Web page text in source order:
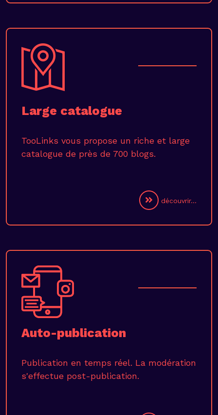
Large catalogue
TooLinks vous propose un riche et large
catalogue de près de 700 blogs.
découvrir...
Auto-publication
Publication en temps réel. La modération
s'effectue post-publication.